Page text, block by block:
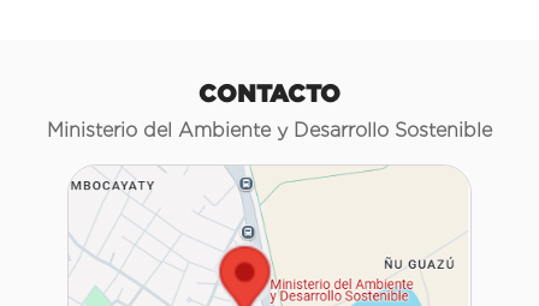
CONTACTO
Ministerio del Ambiente y Desarrollo Sostenible